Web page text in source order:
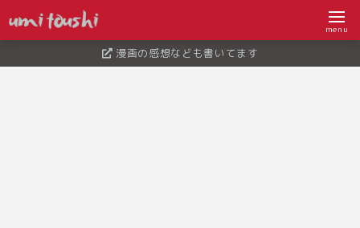
menu
漫画の感想なども書いてます